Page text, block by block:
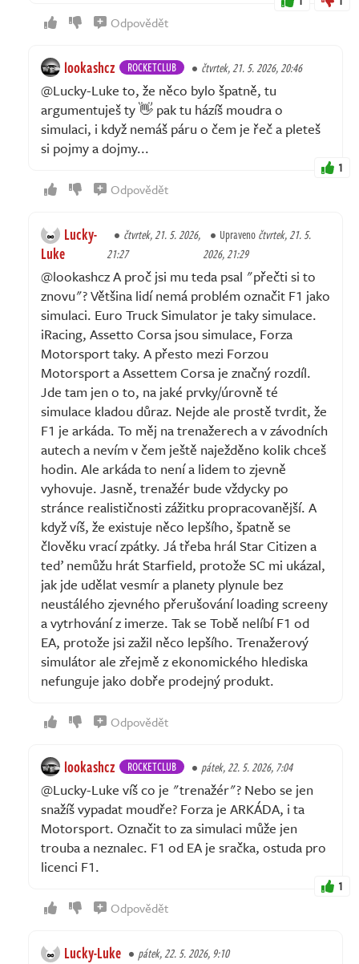
Odpovědět
lookashcz ROCKETCLUB čtvrtek, 21. 5. 2026, 20:46
@Lucky-Luke to, že něco bylo špatně, tu
argumentuješ ty 👋 pak tu házíš moudra o
simulaci, i když nemáš páru o čem je řeč a pleteš
si pojmy a dojmy...
1
Odpovědět
Lucky-
Luke
čtvrtek, 21. 5. 2026,
21:27
Upravenočtvrtek, 21. 5.
2026, 21:29
@lookashcz A proč jsi mu teda psal "přečti si to
znovu"? Většina lidí nemá problém označit F1 jako
simulaci. Euro Truck Simulator je taky simulace.
iRacing, Assetto Corsa jsou simulace, Forza
Motorsport taky. A přesto mezi Forzou
Motorsport a Assettem Corsa je značný rozdíl.
Jde tam jen o to, na jaké prvky/úrovně té
simulace kladou důraz. Nejde ale prostě tvrdit, že
F1 je arkáda. To měj na trenažerech a v závodních
autech a nevím v čem ještě naježděno kolik chceš
hodin. Ale arkáda to není a lidem to zjevně
vyhovuje. Jasně, trenažér bude vždycky po
stránce realističnosti zážitku propracovanější. A
když víš, že existuje něco lepšího, špatně se
člověku vrací zpátky. Já třeba hrál Star Citizen a
teď nemůžu hrát Starfield, protože SC mi ukázal,
jak jde udělat vesmír a planety plynule bez
neustálého zjevného přerušování loading screeny
a vytrhování z imerze. Tak se Tobě nelíbí F1 od
EA, protože jsi zažil něco lepšího. Trenažerový
simulátor ale zřejmě z ekonomického hlediska
nefunguje jako dobře prodejný produkt.
Odpovědět
lookashcz ROCKETCLUB pátek, 22. 5. 2026, 7:04
@Lucky-Luke víš co je "trenažér"? Nebo se jen
snažíš vypadat moudře? Forza je ARKÁDA, i ta
Motorsport. Označit to za simulaci může jen
trouba a neznalec. F1 od EA je sračka, ostuda pro
licenci F1.
1
Odpovědět
Lucky-Luke pátek, 22. 5. 2026, 9:10